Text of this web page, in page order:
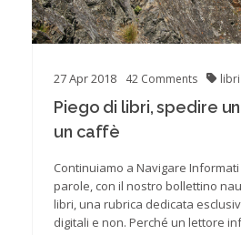
27Apr2018 42 Comments libri
Piego di libri, spedire
un caffè
Continuiamo a Navigare
parole, con il nostro bollettino
libri, una rubrica dedicata
digitali e non. Perché un lettore